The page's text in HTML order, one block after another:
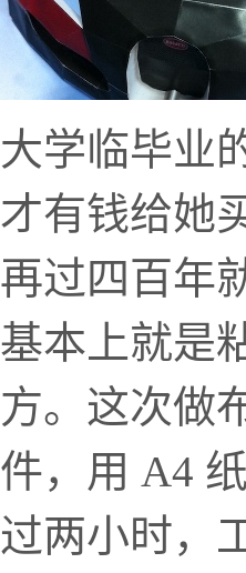
大学临毕业
才有钱给她
再过四百年
基本上就是
方。这次做
件，用 A4
过两小时，